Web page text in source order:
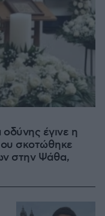
έγινε η
σκοτώθηκε
στην Ψάθα,